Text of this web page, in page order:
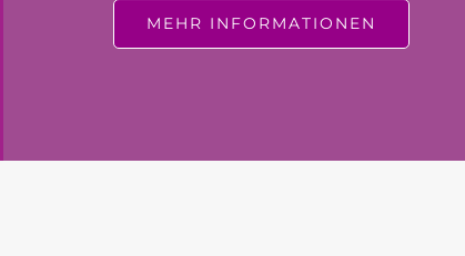
MEHR INFORMATIONEN